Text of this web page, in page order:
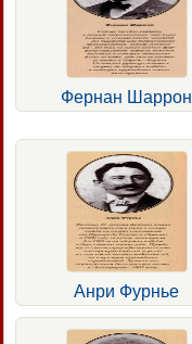
Фернан Шаррон
Анри Фурнье